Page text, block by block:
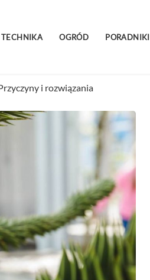
OGRÓD PORADNIKI
i rozwiązania